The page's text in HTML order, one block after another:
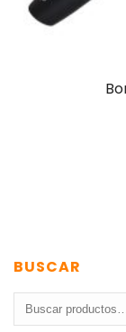
BUSCAR
Buscar
por: